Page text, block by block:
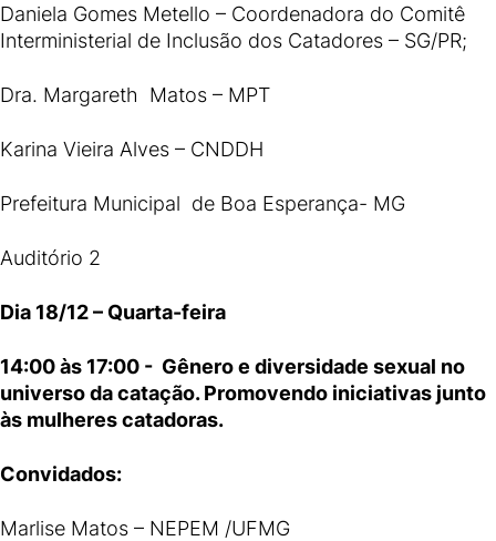
Daniela Gomes Metello – Coordenadora do Comitê
Interministerial de Inclusão dos Catadores – SG/PR;
Dra. Margareth Matos – MPT
Karina Vieira Alves – CNDDH
Prefeitura Municipal de Boa Esperança- MG
Auditório 2
Dia 18/12 – Quarta-feira
14:00 às 17:00 - Gênero e diversidade sexual no
universo da catação. Promovendo iniciativas junto
às mulheres catadoras.
Convidados:
Marlise Matos – NEPEM /UFMG